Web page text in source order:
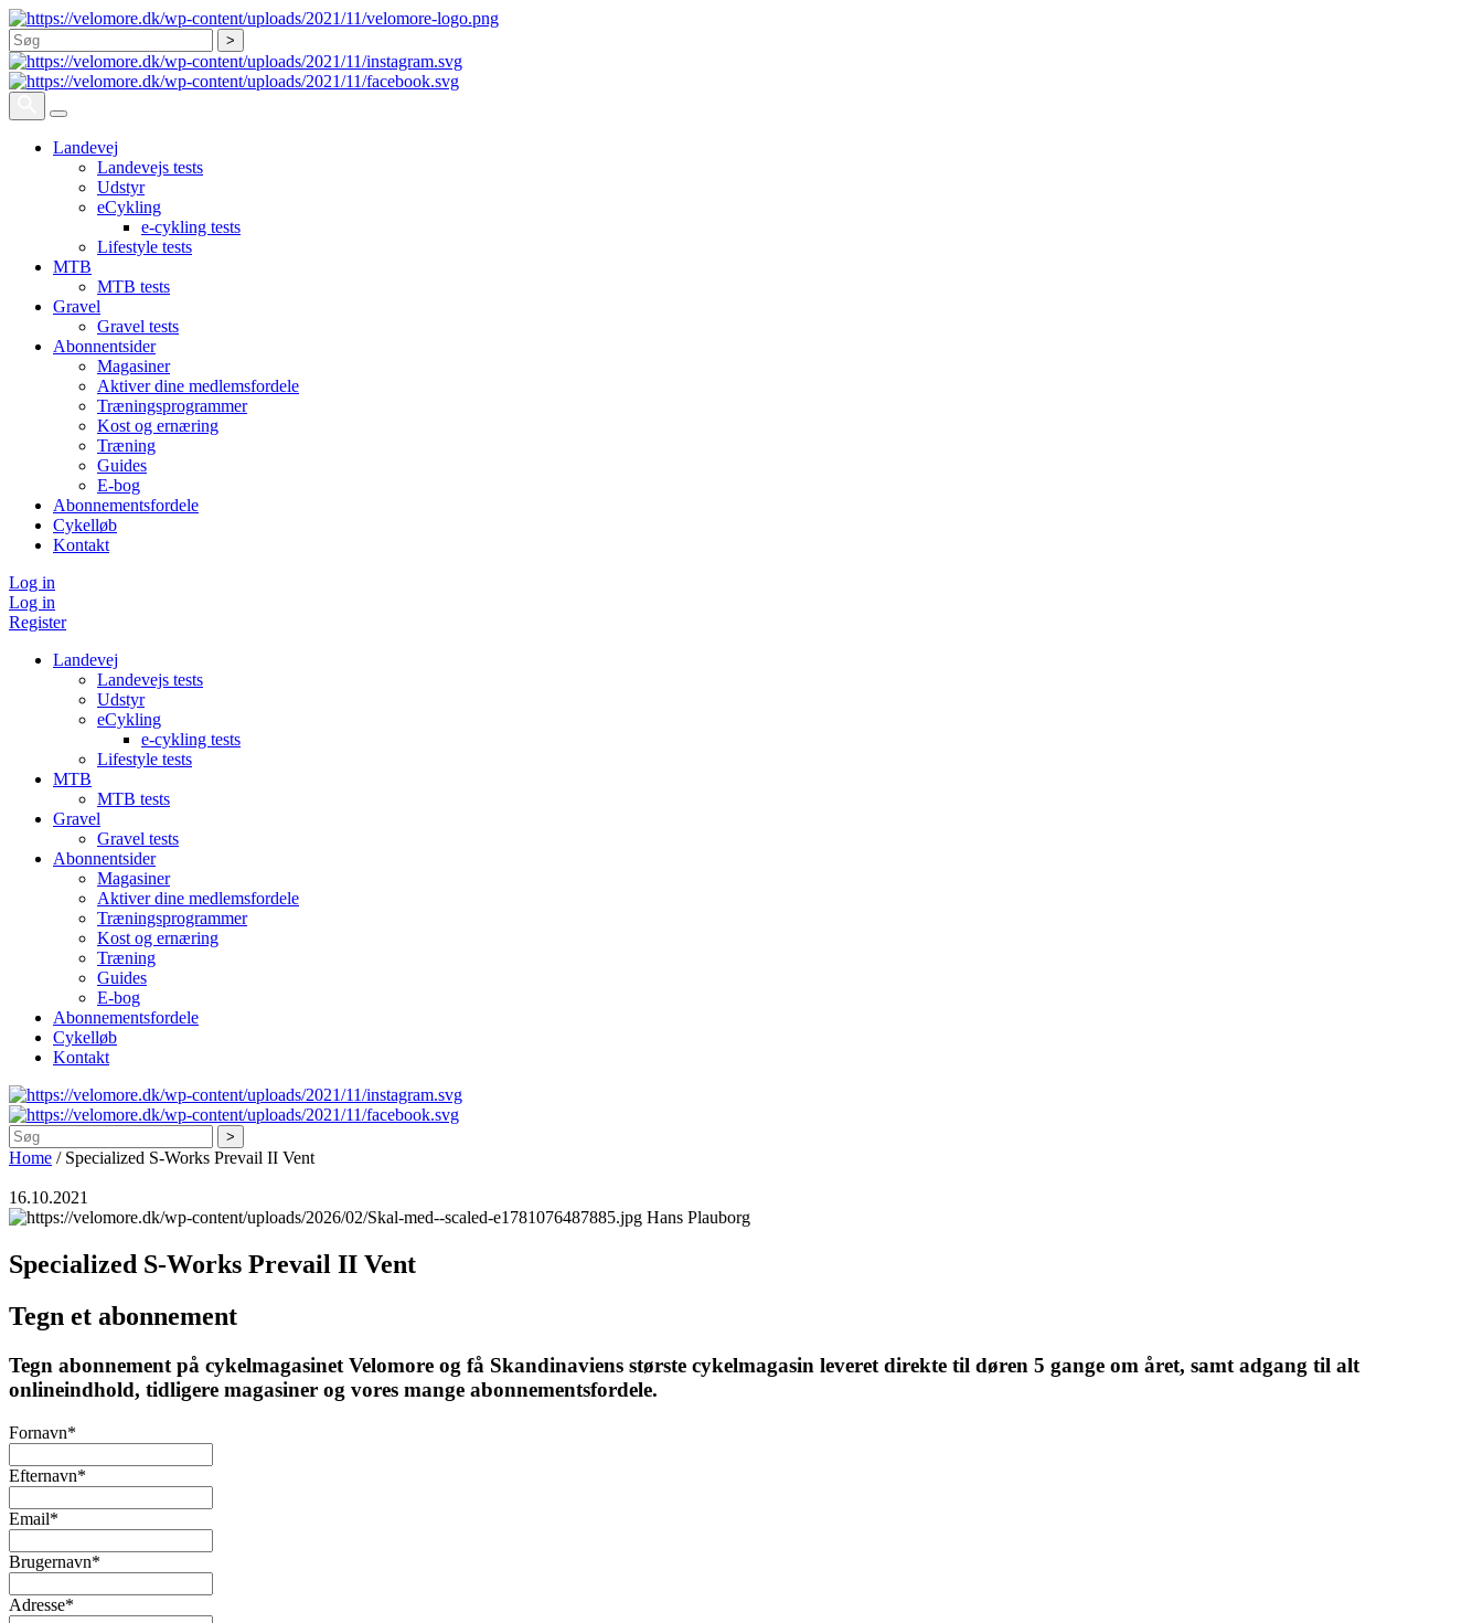
Søg
Landevej
Landevejs tests
Udstyr
eCykling
e-cykling tests
Lifestyle tests
MTB
MTB tests
Gravel
Gravel tests
Abonnentsider
Magasiner
Aktiver dine medlemsfordele
Træningsprogrammer
Kost og ernæring
Træning
Guides
E-bog
Abonnementsfordele
Cykelløb
Kontakt
Log in
Log in
Register
Landevej
Landevejs tests
Udstyr
eCykling
e-cykling tests
Lifestyle tests
MTB
MTB tests
Gravel
Gravel tests
Abonnentsider
Magasiner
Aktiver dine medlemsfordele
Træningsprogrammer
Kost og ernæring
Træning
Guides
E-bog
Abonnementsfordele
Cykelløb
Kontakt
Søg
Home / Specialized S-Works Prevail II Vent
16.10.2021
Hans Plauborg
Specialized S-Works Prevail II Vent
Tegn et abonnement
Tegn abonnement på cykelmagasinet Velomore og få Skandinaviens største cykelmagasin leveret direkte til døren 5 gange om året, samt adgang til alt
onlineindhold, tidligere magasiner og vores mange abonnementsfordele.
Fornavn*
Efternavn*
Email*
Brugernavn*
Adresse*